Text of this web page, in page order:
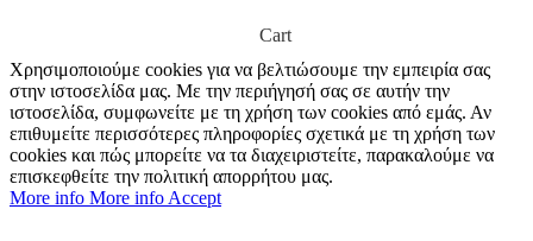
Cart
Χρησιμοποιούμε cookies για να βελτιώσουμε την εμπειρία σας
στην ιστοσελίδα μας. Με την περιήγησή σας σε αυτήν την
ιστοσελίδα, συμφωνείτε με τη χρήση των cookies από εμάς. Αν
επιθυμείτε περισσότερες πληροφορίες σχετικά με τη χρήση των
cookies και πώς μπορείτε να τα διαχειριστείτε, παρακαλούμε να
επισκεφθείτε την πολιτική απορρήτου μας.
More info More info Accept